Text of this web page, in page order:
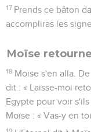
17 Prends ce bâton
accompliras les
Moïse
18 Moïse s'en alla.
dit : « Laisse-moi
Egypte pour voir
Moïse : « Vas-y en
19